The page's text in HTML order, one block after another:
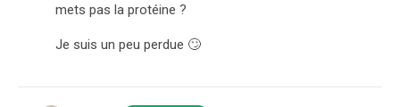
mets pas la protéine ?
Je suis un peu perdue 🙄